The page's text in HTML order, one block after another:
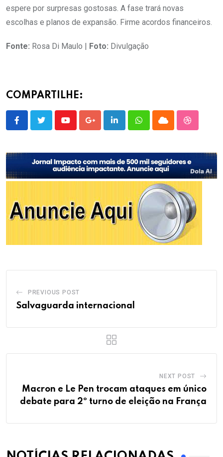
espere por surpresas gostosas. A fase trará novas
escolhas e planos de expansão. Firme acordos financeiros.
Fonte: Rosa Di Maulo | Foto: Divulgação
COMPARTILHE:
YoutubeGoogle+LinkedInWhatsappCloud
PREVIOUS POST
Salvaguarda internacional
NEXT POST
Macron e Le Pen trocam ataques em único
debate para 2º turno de eleição na França